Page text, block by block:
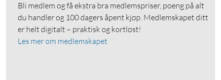
Bli medlem og få ekstra bra medlemspriser, poeng på alt
du handler og 100 dagers åpent kjøp. Medlemskapet ditt
er helt digitalt – praktisk og kortløst!
Les mer om medlemskapet